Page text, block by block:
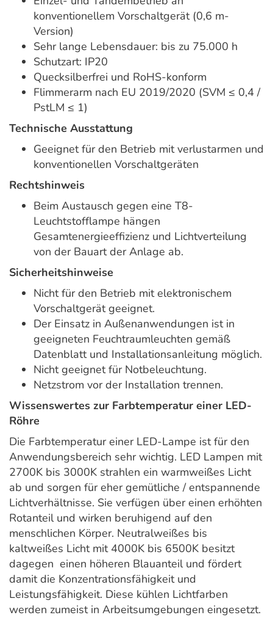
konventionellem Vorschaltgerät (0,6 m-
Version)
Sehr lange Lebensdauer: bis zu 75.000 h
Schutzart: IP20
Quecksilberfrei und RoHS-konform
Flimmerarm nach EU 2019/2020 (SVM ≤ 0,4 /
PstLM ≤ 1)
Technische Ausstattung
Geeignet für den Betrieb mit verlustarmen und
konventionellen Vorschaltgeräten
Rechtshinweis
Beim Austausch gegen eine T8-
Leuchtstofflampe hängen
Gesamtenergieeffizienz und Lichtverteilung
von der Bauart der Anlage ab.
Sicherheitshinweise
Nicht für den Betrieb mit elektronischem
Vorschaltgerät geeignet.
Der Einsatz in Außenanwendungen ist in
geeigneten Feuchtraumleuchten gemäß
Datenblatt und Installationsanleitung möglich.
Nicht geeignet für Notbeleuchtung.
Netzstrom vor der Installation trennen.
Wissenswertes zur Farbtemperatur einer LED-
Röhre
Die Farbtemperatur einer LED-Lampe ist für den
Anwendungsbereich sehr wichtig. LED Lampen mit
2700K bis 3000K strahlen ein warmweißes Licht
ab und sorgen für eher gemütliche / entspannende
Lichtverhältnisse. Sie verfügen über einen erhöhten
Rotanteil und wirken beruhigend auf den
menschlichen Körper. Neutralweißes bis
kaltweißes Licht mit 4000K bis 6500K besitzt
dagegen einen höheren Blauanteil und fördert
damit die Konzentrationsfähigkeit und
Leistungsfähigkeit. Diese kühlen Lichtfarben
werden zumeist in Arbeitsumgebungen eingesetzt.